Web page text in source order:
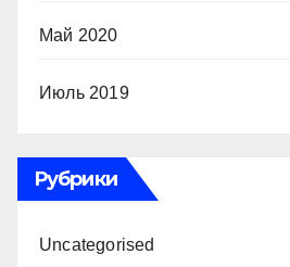
Май 2020
Июль 2019
Рубрики
Uncategorised